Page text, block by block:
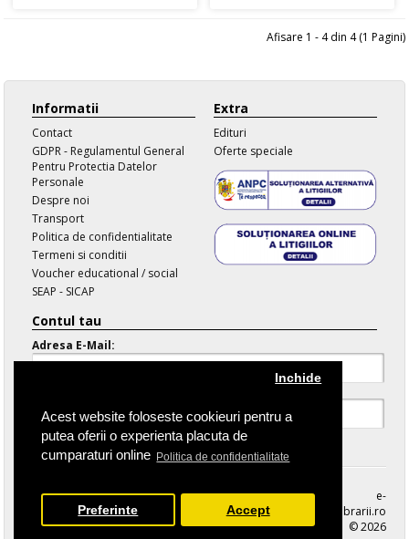
Acest website foloseste cookieuri pentru a
putea oferii o experienta placuta de
cumparaturi online Politica de confidentialitate
Inchide
Preferinte Accept
Afisare 1 - 4 din 4 (1 Pagini)
Informatii
Contact
GDPR - Regulamentul General
Pentru Protectia Datelor
Personale
Despre noi
Transport
Politica de confidentialitate
Termeni si conditii
Voucher educational / social
SEAP - SICAP
Extra
Edituri
Oferte speciale
Contul tau
Adresa E-Mail:
Parola Uitata
e-
librarii.ro
© 2026